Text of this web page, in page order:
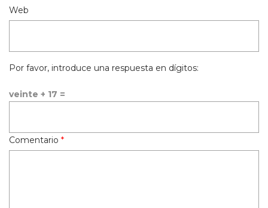
Web
Por favor, introduce una respuesta en dígitos:
veinte + 17 =
Comentario *